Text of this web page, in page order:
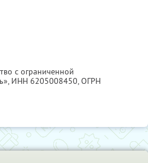
с ограниченной
ИНН 6205008450, ОГРН